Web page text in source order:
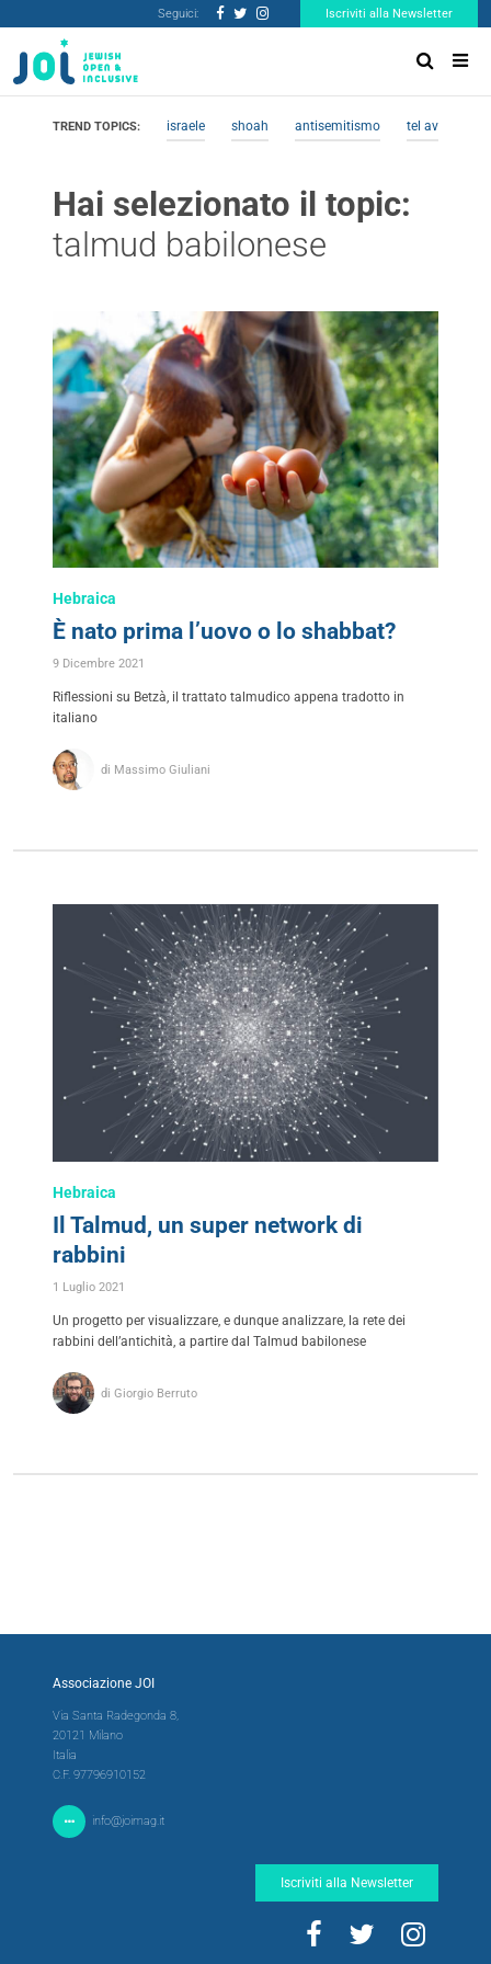
Seguici: Iscriviti alla Newsletter
TREND TOPICS: israele shoah antisemitismo tel aviv
Hai selezionato il topic:
talmud babilonese
Hebraica
È nato prima l’uovo o lo shabbat?
9 Dicembre 2021
Riflessioni su Betzà, il trattato talmudico appena tradotto in
italiano
di Massimo Giuliani
Hebraica
Il Talmud, un super network di
rabbini
1 Luglio 2021
Un progetto per visualizzare, e dunque analizzare, la rete dei
rabbini dell’antichità, a partire dal Talmud babilonese
di Giorgio Berruto
Associazione JOI
Via Santa Radegonda 8,
20121 Milano
Italia
C.F. 97796910152
info@joimag.it
Iscriviti alla Newsletter